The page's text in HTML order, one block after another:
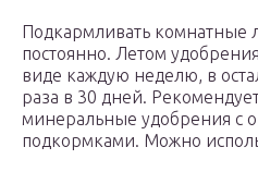
Подкармливать комнатные
постоянно. Летом
виде каждую неделю, в
раза в 30 дней.
минеральные удобрения с
подкормками. Можно